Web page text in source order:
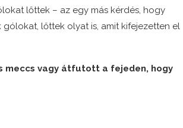
lőttek – az egy más kérdés, hogy
gólokat, lőttek olyat is, amit kifejezetten el
meccs vagy átfutott a fejeden, hogy